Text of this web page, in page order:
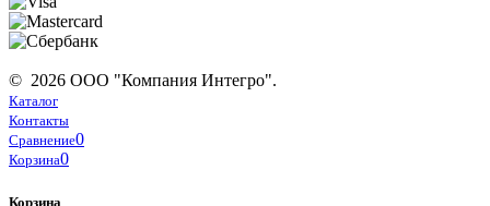
© 2026 ООО "Компания Интегро".
Каталог
Контакты
Сравнение0
Корзина0
Корзина